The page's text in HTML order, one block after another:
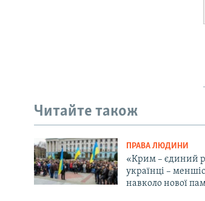
Читайте також
ПРАВА ЛЮДИНИ
«Крим – єдиний
українці –
навколо нової